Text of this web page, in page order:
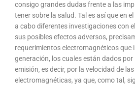
consigo grandes dudas frente a las
tener sobre la salud. Tal es así que en
a cabo diferentes investigaciones con
sus posibles efectos adversos,
requerimientos electromagnéticos que
generación, los cuales están dados por
emisión, es decir, por la velocidad de
electromagnéticas, ya que, como tal,